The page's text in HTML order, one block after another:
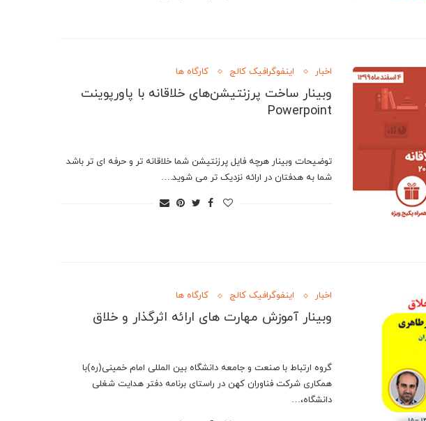
اخبار اینفوگرافیک کالج کارگاه ها
وبینار ساخت پرزنتیشن‌های خلاقانه با پاورپوینت
Powerpoint
توضیحات وبینار هرچه فایل پرزنتیشن شما خلاقانه تر و حرفه ای تر باشد
شما به هدفتان در ارائه نزدیک تر می شوید.…
اخبار اینفوگرافیک کالج کارگاه ها
وبینار آموزش مهارت های ارائه اثرگذار و خلاق
گروه ارتباط با صنعت و جامعه دانشگاه بین المللی امام خمینی(ره)با
همکاری شرکت فناوران کهن در راستای برنامه دفتر هدایت شغلی
دانشگاه،…